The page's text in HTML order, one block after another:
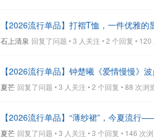
【2026流行单品】打褶T恤，一件优雅的
石上清泉 回复了问题 • 3 人关注 • 2 个回复 •
【2026流行单品】钟楚曦《爱情慢慢》
夏芒 回复了问题 • 3 人关注 • 2 个回复 • 88 次
【2026流行单品】“薄纱裙”，今夏流行
夏芒 回复了问题 • 3 人关注 • 3 个回复 • 146 次